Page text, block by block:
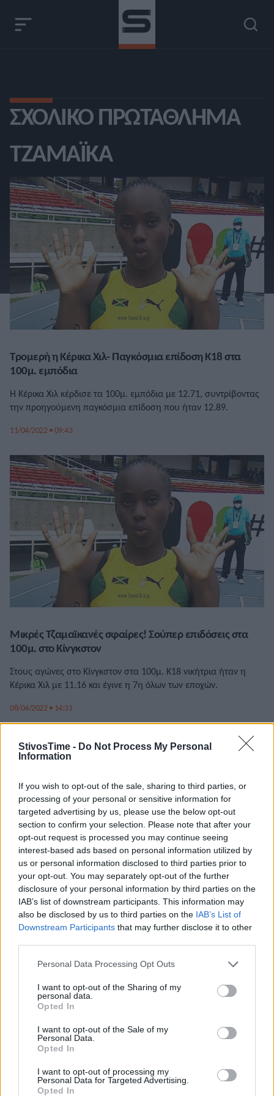
StivosTime - Do Not Process My Personal
Information
If you wish to opt-out of the sale, sharing to third parties, or
processing of your personal or sensitive information for
targeted advertising by us, please use the below opt-out
section to confirm your selection. Please note that after your
opt-out request is processed you may continue seeing
interest-based ads based on personal information utilized by
us or personal information disclosed to third parties prior to
your opt-out. You may separately opt-out of the further
disclosure of your personal information by third parties on the
IAB’s list of downstream participants. This information may
also be disclosed by us to third parties on the IAB’s List of
Downstream Participants that may further disclose it to other
Personal Data Processing Opt Outs
I want to opt-out of the Sharing of my
personal data.
Opted In
I want to opt-out of the Sale of my
Personal Data.
Opted In
I want to opt-out of processing my
Personal Data for Targeted Advertising.
Opted In
ΣΧΟΛΙΚΌ ΠΡΩΤΆΘΛΗΜΑ
ΤΖΑΜΆΙΚΑ
Τρομερή η Κέρικα Χιλ- Παγκόσμια επίδοση Κ18 στα
100μ. εμπόδια
Η Κέρικα Χιλ κέρδισε τα 100μ. εμπόδια με 12.71, συντρίβοντας
την προηγούμενη παγκόσμια επίδοση που ήταν 12.89.
11/04/2022 • 09:43
Μικρές Τζαμαϊκανές σφαίρες! Σούπερ επιδόσεις στα
100μ. στο Κίνγκστον
Στους αγώνες στο Κίνγκστον στα 100μ. Κ18 νικήτρια ήταν η
Κέρικα Χιλ με 11.16 και έγινε η 7η όλων των εποχών.
08/04/2022 • 14:31
Stivostime.GR
Τηλέφωνο επικοινωνίας: (+30) 697 203 3766 / (+30) 210 68 71
marketing[at]stivostime.gr